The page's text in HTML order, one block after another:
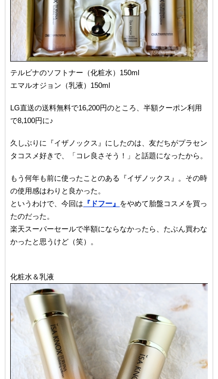
テルビナのソフトナー（化粧水）150ml
エマルオジョン（乳液）150ml
LG直送の送料無料で16,200円のところ、半額クーポン利用
で8,100円に♪
久しぶりに『イザノックス』にしたのは、友だちがプラセン
タコスメ好きで、「コレ良さそう！」と話題になったから。
もう何年も前に使ったことのある『イザノックス』。その時
の使用感はわりと良かった。
というわけで、今回は 『ドフー』 をやめて胎盤コスメを買っ
たのだった。
楽天スーパーセールで半額にならなかったら、たぶん買わな
かったと思うけど（笑）。
化粧水＆乳液